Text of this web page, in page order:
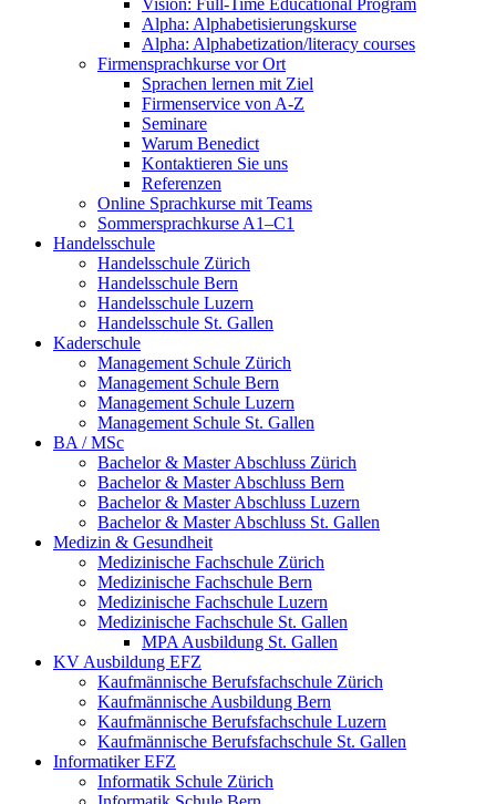
Vision: Full-Time Educational Program
Alpha: Alphabetisierungskurse
Alpha: Alphabetization/literacy courses
Firmensprachkurse vor Ort
Sprachen lernen mit Ziel
Firmenservice von A-Z
Seminare
Warum Benedict
Kontaktieren Sie uns
Referenzen
Online Sprachkurse mit Teams
Sommersprachkurse A1–C1
Handelsschule
Handelsschule Zürich
Handelsschule Bern
Handelsschule Luzern
Handelsschule St. Gallen
Kaderschule
Management Schule Zürich
Management Schule Bern
Management Schule Luzern
Management Schule St. Gallen
BA / MSc
Bachelor & Master Abschluss Zürich
Bachelor & Master Abschluss Bern
Bachelor & Master Abschluss Luzern
Bachelor & Master Abschluss St. Gallen
Medizin & Gesundheit
Medizinische Fachschule Zürich
Medizinische Fachschule Bern
Medizinische Fachschule Luzern
Medizinische Fachschule St. Gallen
MPA Ausbildung St. Gallen
KV Ausbildung EFZ
Kaufmännische Berufsfachschule Zürich
Kaufmännische Ausbildung Bern
Kaufmännische Berufsfachschule Luzern
Kaufmännische Berufsfachschule St. Gallen
Informatiker EFZ
Informatik Schule Zürich